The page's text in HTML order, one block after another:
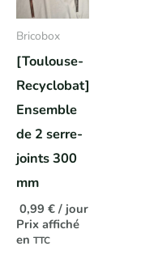
Bricobox
[Toulouse-
Recyclobat]
Ensemble
de 2 serre-
joints 300
mm
0,99 € / jour
Prix affiché
en TTC